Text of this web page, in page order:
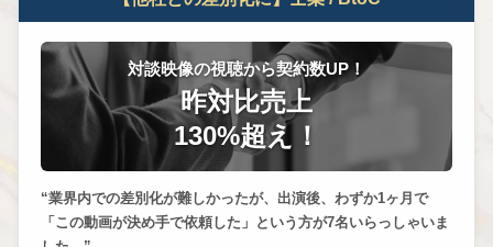
対談映像の視聴から契約数UP！
昨対比売上
130%超え！
業界内での差別化が難しかったが、出演後、わずか1ヶ月で
「この動画が決め手で依頼した」という方が7名いらっしゃいま